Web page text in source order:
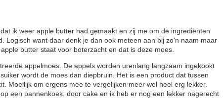
ik weer apple butter had gemaakt en zij me om de ingrediënten
Logisch want daar denk je dan ook meteen aan bij zo'n naam maar
butter staat voor boterzacht en dat is deze moes.
appelmoes. De appels worden urenlang langzaam ingekookt
wordt de moes dan diepbruin. Het is een product dat tussen
Moeilijk om ergens mee te vergelijken meer wel heel erg lekker.
een pannenkoek, door cake en ik heb er nog een lekker nagerecht